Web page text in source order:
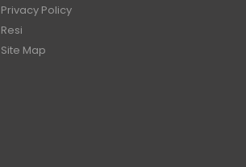
Privacy Policy
Resi
Site Map